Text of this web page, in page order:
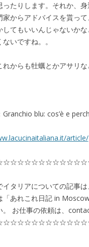
ったりします。それか、
家からアドバイスを貰っ
してもいいんじゃないか
いですね。。
れからも牡蠣とかアサリ
Granchio blu: cos’è e
イタリアについての記事
「あれこれ日記 in
。 お仕事の依頼は、